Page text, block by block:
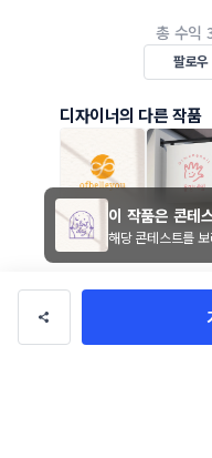
총 수익
팔로우
디자이너의 다른 작품
이 작품은 콘테
해당 콘테스트를